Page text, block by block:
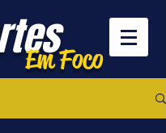
Em Foco